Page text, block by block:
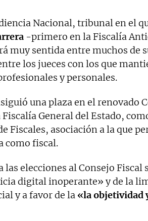
Nacional, tribunal en el
-primero en la Fiscalía
muy sentida entre muchos de
los jueces con los que
y personales.
una plaza en el renovado
General del Estado,
Fiscales, asociación a la que
como fiscal.
las elecciones al Consejo Fiscal
digital inoperante» y de la
y a favor de la «la objetividad